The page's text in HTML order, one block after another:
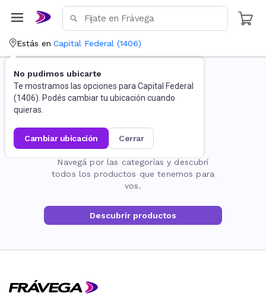
Estás en Capital Federal (1406)
No pudimos ubicarte
Te mostramos las opciones para Capital Federal
(1406). Podés cambiar tu ubicación cuando
quieras.
cambiar ubicación cerrar
La página no existe
Navegá por las categorías y descubrí
todos los productos que tenemos para
vos.
Descubrir productos